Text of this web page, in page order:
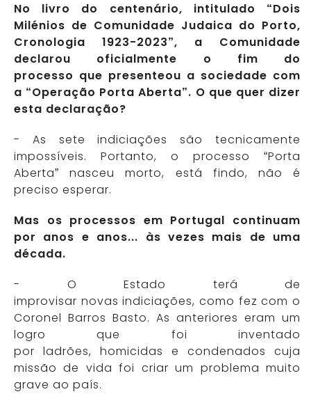
No livro do centenário, intitulado “Dois
Milénios de Comunidade Judaica do Porto,
Cronologia 1923-2023”, a Comunidade
declarou oficialmente o fim do
processo que presenteou a sociedade com
a “Operação Porta Aberta”. O que quer dizer
esta declaração?
- As sete indiciações são tecnicamente
impossíveis. Portanto, o processo “Porta
Aberta” nasceu morto, está findo, não é
preciso esperar.
Mas os processos em Portugal continuam
por anos e anos... às vezes mais de uma
década.
- O Estado terá de
improvisar novas indiciações, como fez com o
Coronel Barros Basto. As anteriores eram um
logro que foi inventado
por ladrões, homicidas e condenados cuja
missão de vida foi criar um problema muito
grave ao país.